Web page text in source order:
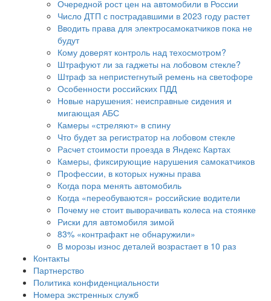
Очередной рост цен на автомобили в России
Число ДТП с пострадавшими в 2023 году растет
Вводить права для электросамокатчиков пока не
будут
Кому доверят контроль над техосмотром?
Штрафуют ли за гаджеты на лобовом стекле?
Штраф за непристегнутый ремень на светофоре
Особенности российских ПДД
Новые нарушения: неисправные сидения и
мигающая АБС
Камеры «стреляют» в спину
Что будет за регистратор на лобовом стекле
Расчет стоимости проезда в Яндекс Картах
Камеры, фиксирующие нарушения самокатчиков
Профессии, в которых нужны права
Когда пора менять автомобиль
Когда «переобуваются» российские водители
Почему не стоит выворачивать колеса на стоянке
Риски для автомобиля зимой
83% «контрафакт не обнаружили»
В морозы износ деталей возрастает в 10 раз
Контакты
Партнерство
Политика конфиденциальности
Номера экстренных служб